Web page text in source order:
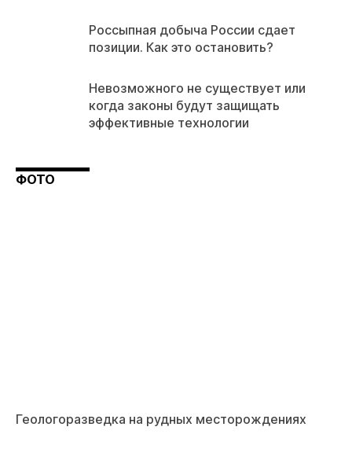
Россыпная добыча России сдает
позиции. Как это остановить?
Невозможного не существует или
когда законы будут защищать
эффективные технологии
ФОТО
Геологоразведка на рудных месторождениях